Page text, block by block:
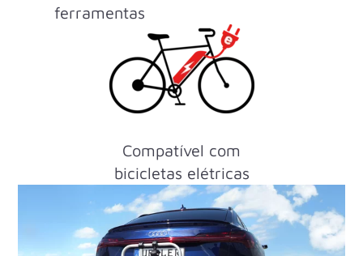
ferramentas
Compatível com
bicicletas elétricas